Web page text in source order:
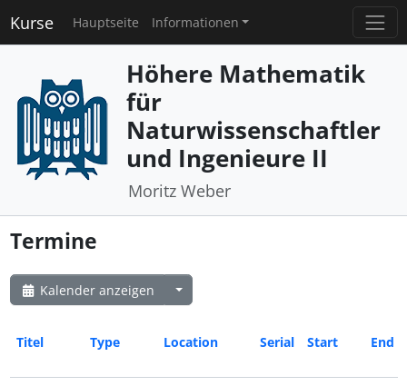
Kurse Hauptseite Informationen
Höhere Mathematik
für
Naturwissenschaftler
und Ingenieure II
Moritz Weber
Termine
Kalender anzeigen
Titel Type Location Serial Start End